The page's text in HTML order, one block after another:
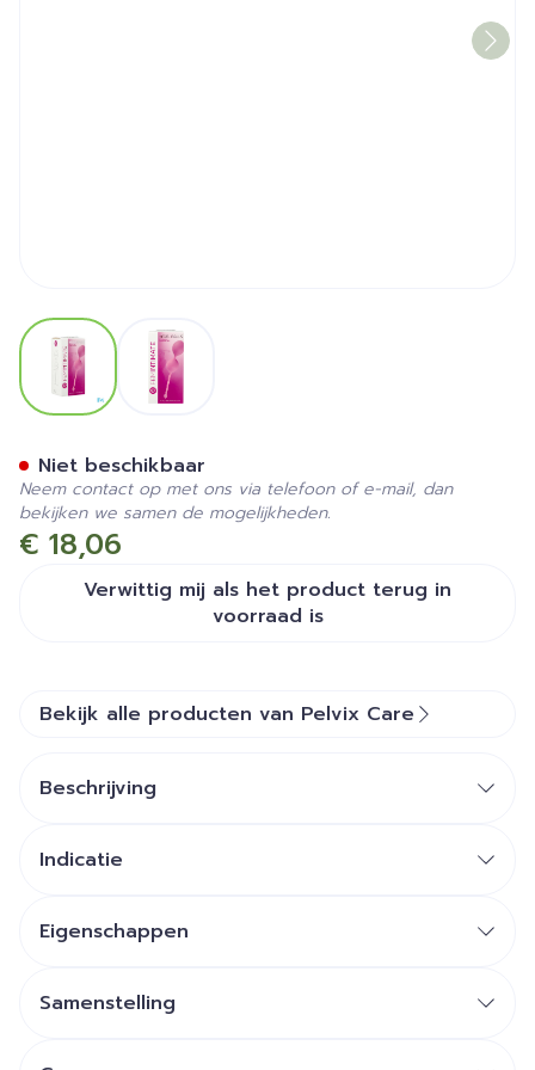
View larger imageView larger image
€ 18,06
Verwittig mij als het product terug in
voorraad is
Niet beschikbaar
Neem contact op met ons via telefoon of e-mail, dan
bekijken we samen de mogelijkheden.
Bekijk alle producten van Pelvix Care
Beschrijving
Indicatie
Eigenschappen
Kleur: roze
Gewicht: 84 gr
Samenstelling